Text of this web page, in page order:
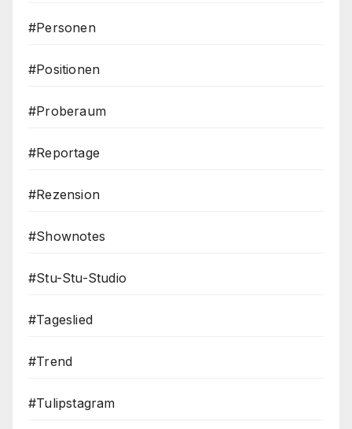
#Personen
#Positionen
#Proberaum
#Reportage
#Rezension
#Shownotes
#Stu-Stu-Studio
#Tageslied
#Trend
#Tulipstagram